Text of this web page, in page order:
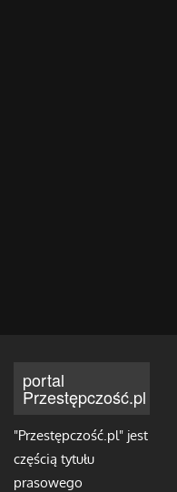
portal
Przestępczość.pl
"Przestępczość.pl" jest
częścią tytułu
prasowego